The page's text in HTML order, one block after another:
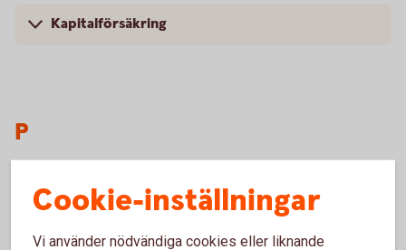
Kapitalförsäkring
P
Cookie-inställningar
Vi använder nödvändiga cookies eller liknande